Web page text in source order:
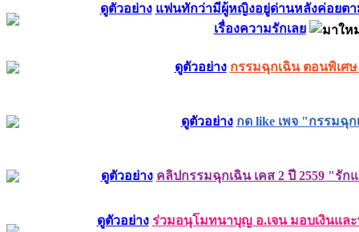
ดูตัวอย่าง แฟนทักว่ามีผู้หญิงอยู่ด่านหลังค่อยตา
เรื่องความรักเลย
ดูตัวอย่าง กรรมฉุกเฉิน ตอนพิเศ
ดูตัวอย่าง กด like เพจ "กรรมฉุ
ดูตัวอย่าง คลิปกรรมฉุกเฉิน เคส 2 ปี 2559 "รัก
ดูตัวอย่าง ร่วมอนุโมทนาบุญ อ.เจน มอบเงินแ